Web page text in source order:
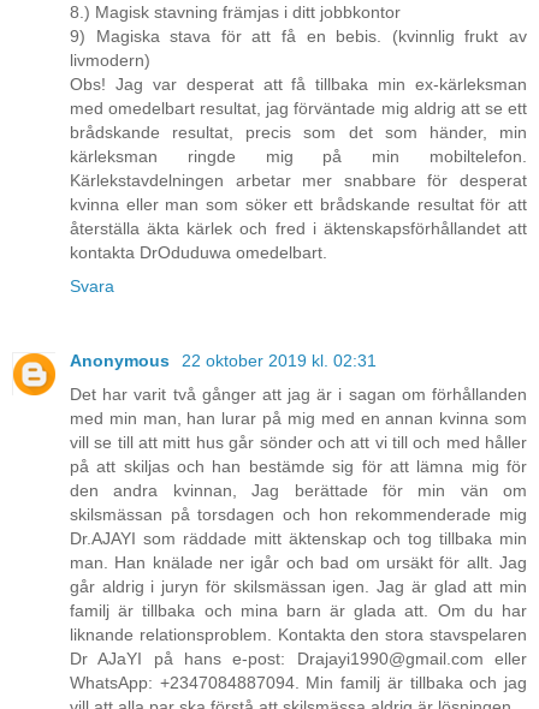
8.) Magisk stavning främjas i ditt jobbkontor
9) Magiska stava för att få en bebis. (kvinnlig frukt av
livmodern)
Obs! Jag var desperat att få tillbaka min ex-kärleksman
med omedelbart resultat, jag förväntade mig aldrig att se ett
brådskande resultat, precis som det som händer, min
kärleksman ringde mig på min mobiltelefon.
Kärlekstavdelningen arbetar mer snabbare för desperat
kvinna eller man som söker ett brådskande resultat för att
återställa äkta kärlek och fred i äktenskapsförhållandet att
kontakta DrOduduwa omedelbart.
Svara
Anonymous
22 oktober 2019 kl. 02:31
Det har varit två gånger att jag är i sagan om förhållanden
med min man, han lurar på mig med en annan kvinna som
vill se till att mitt hus går sönder och att vi till och med håller
på att skiljas och han bestämde sig för att lämna mig för
den andra kvinnan, Jag berättade för min vän om
skilsmässan på torsdagen och hon rekommenderade mig
Dr.AJAYI som räddade mitt äktenskap och tog tillbaka min
man. Han knälade ner igår och bad om ursäkt för allt. Jag
går aldrig i juryn för skilsmässan igen. Jag är glad att min
familj är tillbaka och mina barn är glada att. Om du har
liknande relationsproblem. Kontakta den stora stavspelaren
Dr AJaYI på hans e-post: Drajayi1990@gmail.com eller
WhatsApp: +2347084887094. Min familj är tillbaka och jag